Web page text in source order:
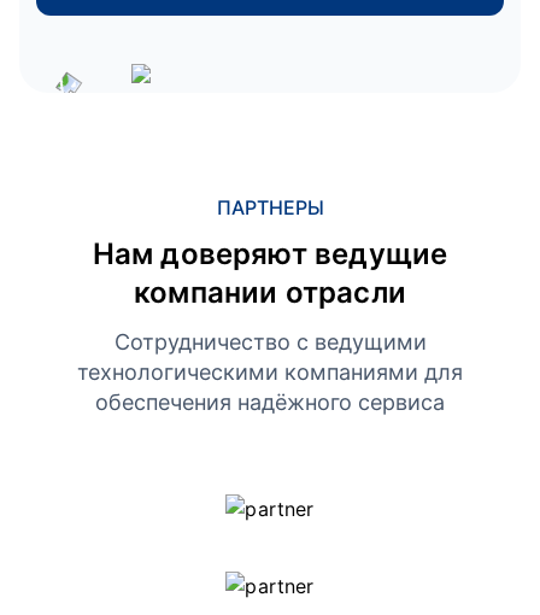
ПАРТНЕРЫ
Нам доверяют ведущие
компании отрасли
Сотрудничество с ведущими
технологическими компаниями для
обеспечения надёжного сервиса